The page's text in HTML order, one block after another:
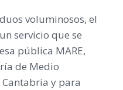
voluminosos, el
servicio que se
pública MARE,
de Medio
y para